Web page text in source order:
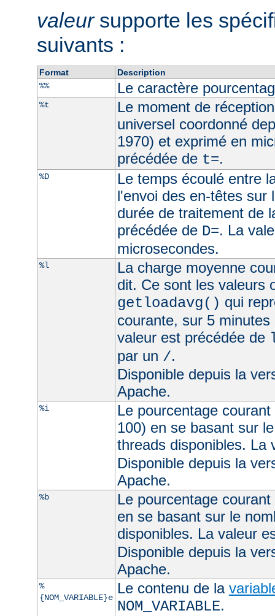
valeursupporte les
suivants :
Format
Description
%%
Le caractère
%t
Le moment de
universel coordonné
1970) et exprimé en
précédée de t=.
%D
Le temps écoulé entre
l'envoi des en-têtes sur
durée de traitement de
précédée de D=. La
microsecondes.
%l
La charge moyenne
dit. Ce sont les valeurs
getloadavg() qui
courante, sur 5
valeur est précédée de
par un /.
Disponible depuis la
Apache.
%i
Le pourcentage
100) en se basant sur
threads disponibles.
Disponible depuis la
Apache.
%b
Le pourcentage
en se basant sur le
disponibles. La valeur
Disponible depuis la
Apache.
%
{NOM_VARIABLE}e
Le contenu de la
NOM_VARIABLE.